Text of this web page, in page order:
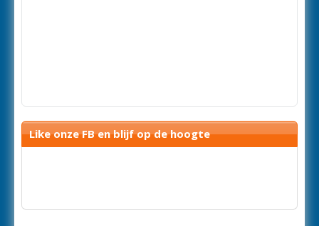
Like onze FB en blijf op de hoogte